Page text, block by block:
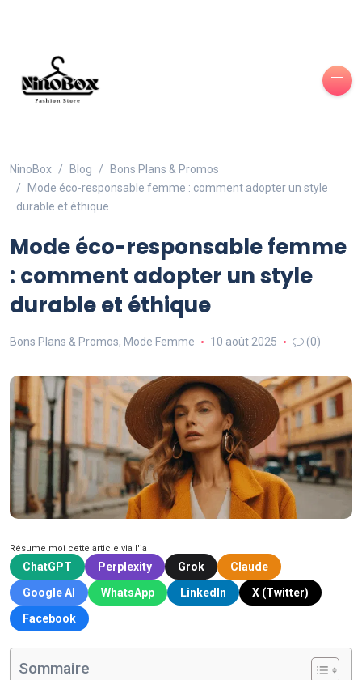
NinoBox Blog
Bons Plans & Promos
Mode éco-responsable femme : comment adopter un style
durable et éthique
Mode éco-responsable femme
: comment adopter un style
durable et éthique
Bons Plans & Promos, Mode Femme 10 août 2025 (0)
Résume moi cette article via l'ia
ChatGPT Perplexity Grok
Claude
Google AI
WhatsApp LinkedIn
X (Twitter)
Facebook
Sommaire